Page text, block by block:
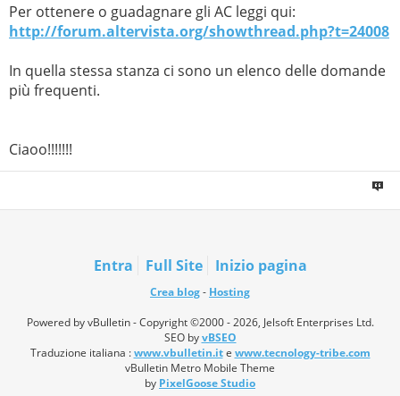
Per ottenere o guadagnare gli AC leggi qui:
http://forum.altervista.org/showthread.php?t=24008
In quella stessa stanza ci sono un elenco delle domande
più frequenti.
Ciaoo!!!!!!!
Entra Full Site Inizio pagina
Crea blog- Hosting
Powered by vBulletin - Copyright ©2000 - 2026, Jelsoft Enterprises Ltd.
SEO byvBSEO
Traduzione italiana :www.vbulletin.ite www.tecnology-tribe.com
vBulletin Metro Mobile Theme
by PixelGoose Studio